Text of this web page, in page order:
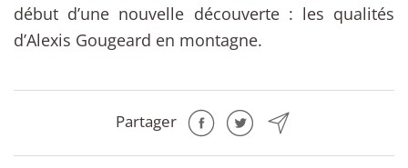
début d’une nouvelle découverte : les qualités
d’Alexis Gougeard en montagne.
Partager